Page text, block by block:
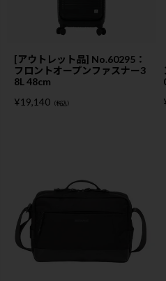
[アウトレット品] No.60295：
フロントオープンファスナー3
8L 48cm
¥19,140 （税込）